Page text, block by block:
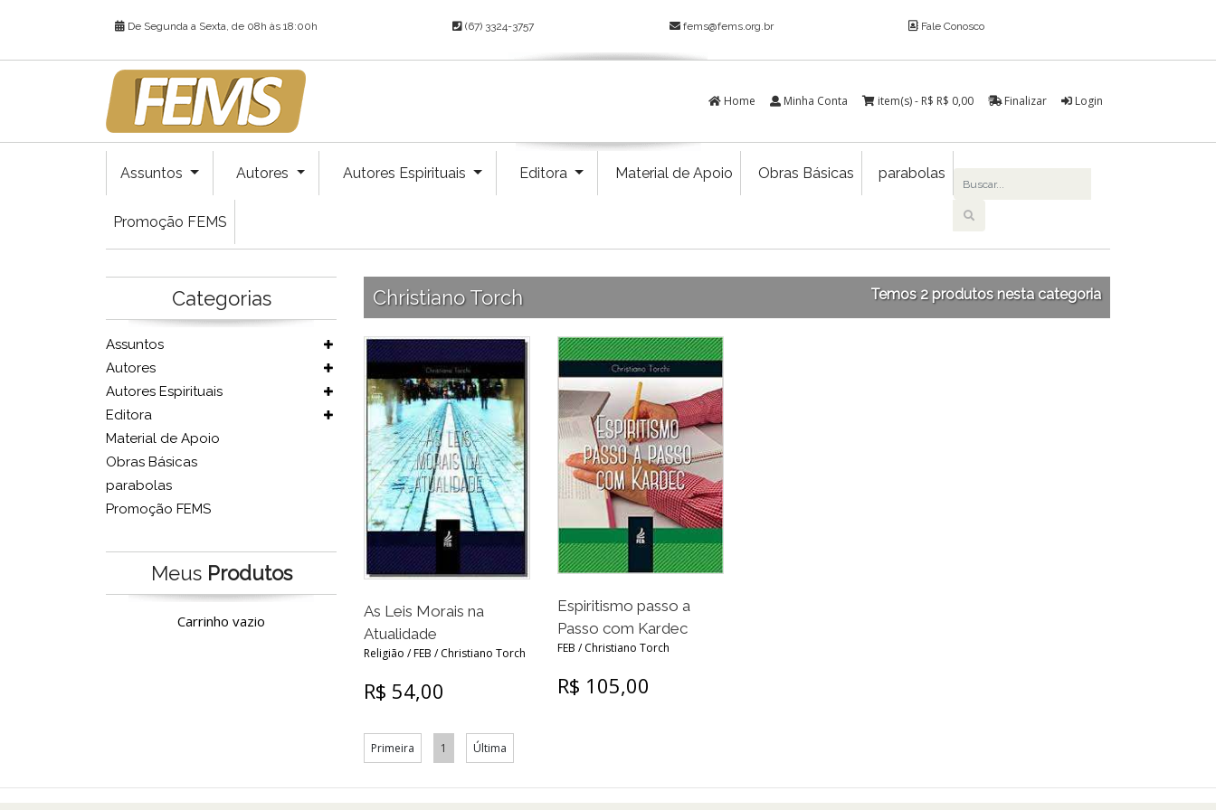
De Segunda a Sexta, de 08h às 18:00h (67) 3324-3757 fems@fems.org.br Fale Conosco
Home Minha Conta item(s) - R$ R$ 0,00 Finalizar Login
Assuntos Autores Autores Espirituais Editora Material de Apoio Obras Básicas parabolas
Promoção FEMS
Categorias
Assuntos
Autores
Autores Espirituais
Editora
Material de Apoio
Obras Básicas
parabolas
Promoção FEMS
Meus Produtos
Carrinho vazio
Christiano Torch Temos 2 produtos nesta categoria
As Leis Morais na
Atualidade
Religião / FEB / Christiano Torch
R$ 54,00
Espiritismo passo a
Passo com Kardec
FEB / Christiano Torch
R$ 105,00
Primeira 1 Última